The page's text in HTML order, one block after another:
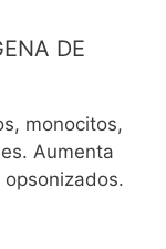
DE
monocitos,
Aumenta